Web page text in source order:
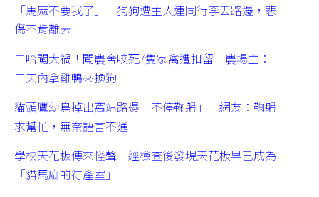
「馬麻不要我了」 狗狗遭主人連同行李丟路邊，悲
傷不肯離去
二哈闖大禍！闖農舍咬死7隻家禽遭扣留 農場主：
三天內拿雞鴨來換狗
貓頭鷹幼鳥掉出窩站路邊「不停鞠躬」 網友：鞠躬
求幫忙，無奈語言不通
學校天花板傳來怪聲 經檢查後發現天花板早已成為
「貓馬麻的待產室」